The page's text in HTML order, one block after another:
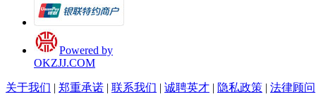
Powered by
OKZJJ.COM
关于我们 | 郑重承诺 | 联系我们 | 诚聘英才 | 隐私政策 | 法律顾问